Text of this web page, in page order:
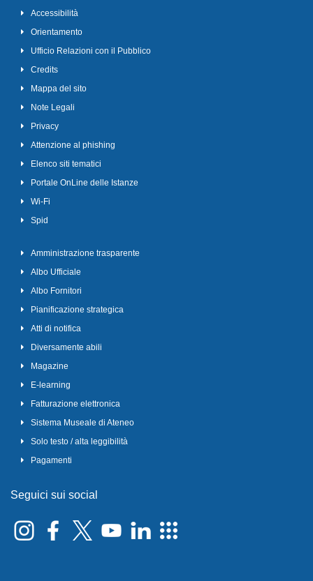
Accessibilità
Orientamento
Ufficio Relazioni con il Pubblico
Credits
Mappa del sito
Note Legali
Privacy
Attenzione al phishing
Elenco siti tematici
Portale OnLine delle Istanze
Wi-Fi
Spid
Amministrazione trasparente
Albo Ufficiale
Albo Fornitori
Pianificazione strategica
Atti di notifica
Diversamente abili
Magazine
E-learning
Fatturazione elettronica
Sistema Museale di Ateneo
Solo testo / alta leggibilità
Pagamenti
Seguici sui social